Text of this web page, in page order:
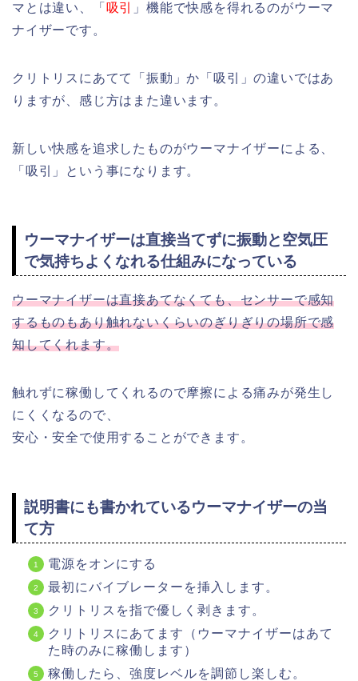
マとは違い、「 吸引
」機能で快感を得れるのがウーマ
ナイザーです。
クリトリスにあてて「振動」か「吸引」の違いではあ
りますが、感じ方はまた違います。
新しい快感を追求したものがウーマナイザーによる、
「吸引」という事になります。
ウーマナイザーは直接当てずに振動と空気圧
で気持ちよくなれる仕組みになっている
ウーマナイザーは直接あてなくても、センサーで感知
するものもあり触れないくらいのぎりぎりの場所で感
知してくれます。
触れずに稼働してくれるので摩擦による痛みが発生し
にくくなるので、
安心・安全で使用することができます。
説明書にも書かれているウーマナイザーの当
て方
電源をオンにする
最初にバイブレーターを挿入します。
クリトリスを指で優しく剥きます。
クリトリスにあてます（ウーマナイザーはあて
た時のみに稼働します）
稼働したら、強度レベルを調節し楽しむ。